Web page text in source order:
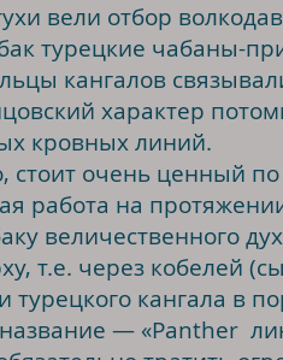
вели отбор
турецкие чабаны-
кангалов
характер
кровных линий.
стоит очень ценный
работа на
величественного
т.е. через кобелей
кангала в
— «Panther